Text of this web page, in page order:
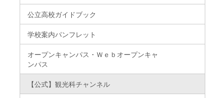
公立高校ガイドブック
学校案内パンフレット
オープンキャンパス・Ｗｅｂオープンキャ
ンパス
【公式】観光科チャンネル